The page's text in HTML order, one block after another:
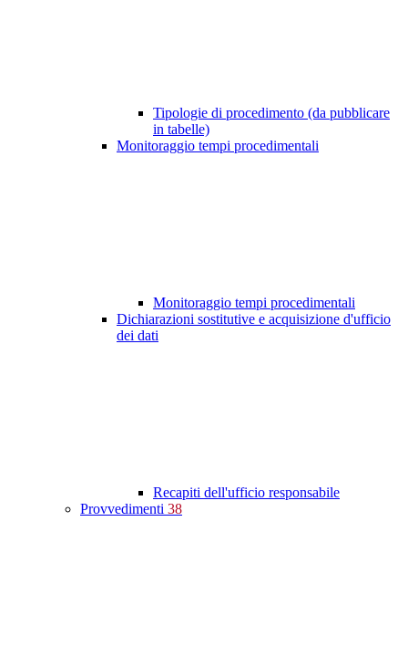
Tipologie di procedimento (da pubblicare
in tabelle)
Monitoraggio tempi procedimentali
Monitoraggio tempi procedimentali
Dichiarazioni sostitutive e acquisizione d'ufficio
dei dati
Recapiti dell'ufficio responsabile
Provvedimenti 38